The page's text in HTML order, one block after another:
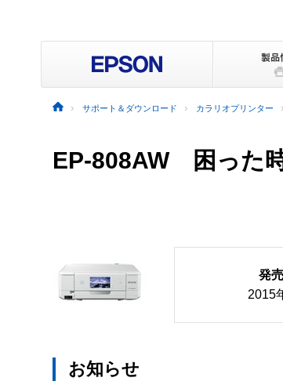
サポート＆ダウンロード カラリオプリンター
EP-808AW 困った
発
2015
お知らせ